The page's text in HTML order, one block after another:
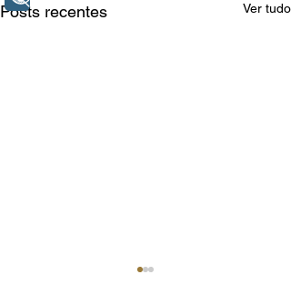
Posts recentes Ver tudo